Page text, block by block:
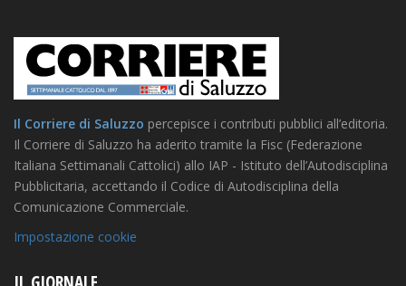
Il Corriere di Saluzzo percepisce i contributi pubblici all’editoria.
Il Corriere di Saluzzo ha aderito tramite la Fisc (Federazione
Italiana Settimanali Cattolici) allo IAP - Istituto dell’Autodisciplina
Pubblicitaria, accettando il Codice di Autodisciplina della
Comunicazione Commerciale.
Impostazione cookie